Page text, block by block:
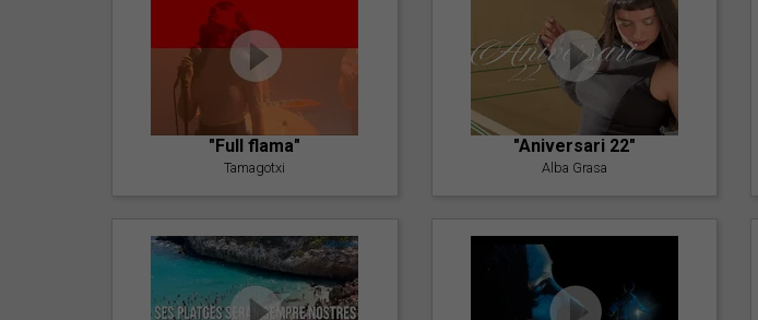
"Full flama"
Tamagotxi
"Aniversari 22"
Alba Grasa